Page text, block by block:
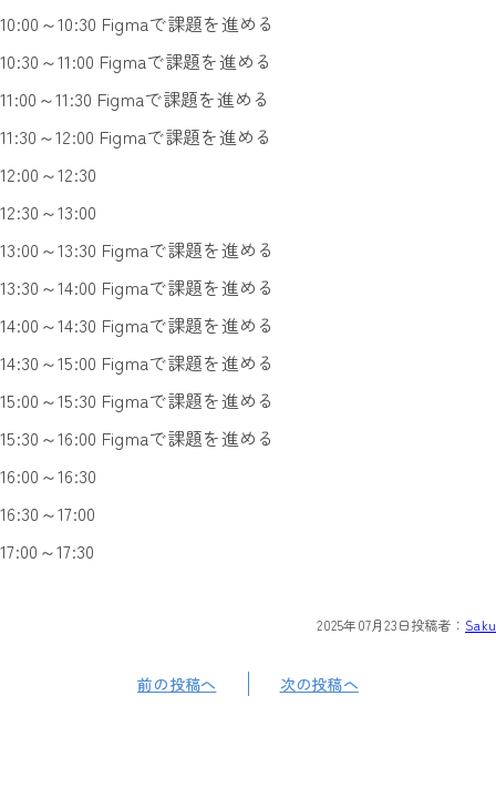
10:00～10:30 Figmaで課題を進める
10:30～11:00 Figmaで課題を進める
11:00～11:30 Figmaで課題を進める
11:30～12:00 Figmaで課題を進める
12:00～12:30
12:30～13:00
13:00～13:30 Figmaで課題を進める
13:30～14:00 Figmaで課題を進める
14:00～14:30 Figmaで課題を進める
14:30～15:00 Figmaで課題を進める
15:00～15:30 Figmaで課題を進める
15:30～16:00 Figmaで課題を進める
16:00～16:30
16:30～17:00
17:00～17:30
2025年07月23日投稿者： Saku
前の投稿へ 次の投稿へ